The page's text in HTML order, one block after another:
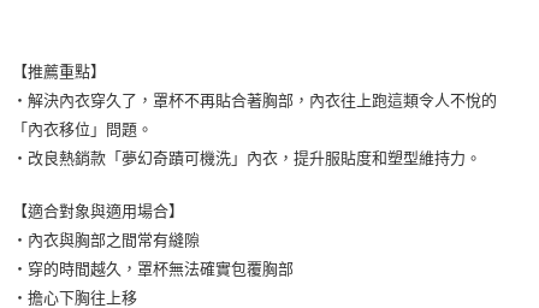
付款後7-11取貨
每筆NT$80，滿NT$1,500(含以上)免運費
黑貓宅配
每筆NT$100，滿NT$1,500(含以上)免運費
離島宅配
【推薦重點】
・解決內衣穿久了，罩杯不再貼合著胸部，內衣往上跑這類令人不悅的
「內衣移位」問題。
・改良熱銷款「夢幻奇蹟可機洗」內衣，提升服貼度和塑型維持力。
【適合對象與適用場合】
・內衣與胸部之間常有縫隙
・穿的時間越久，罩杯無法確實包覆胸部
・擔心下胸往上移